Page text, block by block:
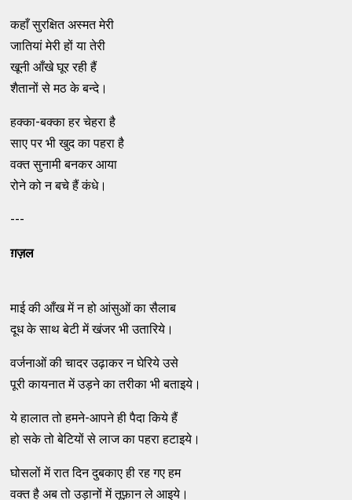
कहाँ सुरक्षित अस्मत मेरी
जातियां मेरी हों या तेरी
खूनी आँखे घूर रही हैं
शैतानों से मठ के बन्दे।
हक्का-बक्का हर चेहरा है
साए पर भी खुद का पहरा है
वक्त सुनामी बनकर आया
रोने को न बचे हैं कंधे।
---
ग़ज़ल
माई की आँख में न हो आंसुओं का सैलाब
दूध के साथ बेटी में खंजर भी उतारिये।
वर्जनाओं की चादर उढ़ाकर न घेरिये उसे
पूरी कायनात में उड़ने का तरीका भी बताइये।
ये हालात तो हमने-आपने ही पैदा किये हैं
हो सके तो बेटियों से लाज का पहरा हटाइये।
घोसलों में रात दिन दुबकाए ही रह गए हम
वक्त है अब तो उड़ानों में तूफ़ान ले आइये।